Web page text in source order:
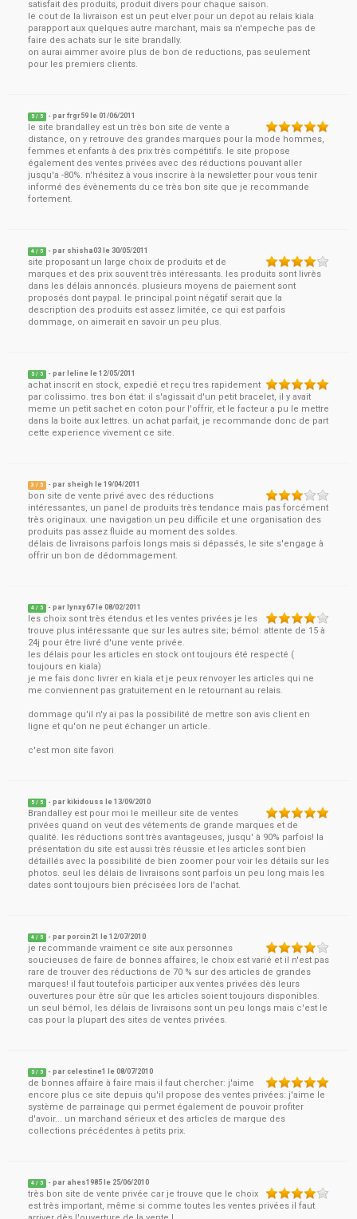
satisfait des produits, produit divers pour chaque saison.
le cout de la livraison est un peut elver pour un depot au relais kiala
parapport aux quelques autre marchant, mais sa n'empeche pas de
faire des achats sur le site brandally.
on aurai aimmer avoire plus de bon de reductions, pas seulement
pour les premiers clients.
5 / 5 - parfrgr59 le01/06/2011
le site brandalley est un très bon site de vente a
distance, on y retrouve des grandes marques pour la mode hommes,
femmes et enfants à des prix très compétitifs. le site propose
également des ventes privées avec des réductions pouvant aller
jusqu'a -80%. n'hésitez à vous inscrire à la newsletter pour vous tenir
informé des évènements du ce très bon site que je recommande
fortement.
4 / 5 - par shisha03 le30/05/2011
site proposant un large choix de produits et de
marques et des prix souvent très intéressants. les produits sont livrès
dans les délais annoncés. plusieurs moyens de paiement sont
proposés dont paypal. le principal point négatif serait que la
description des produits est assez limitée, ce qui est parfois
dommage, on aimerait en savoir un peu plus.
5 / 5 - par leline le12/05/2011
achat inscrit en stock, expedié et reçu tres rapidement
par colissimo. tres bon état: il s'agissait d'un petit bracelet, il y avait
meme un petit sachet en coton pour l'offrir, et le facteur a pu le mettre
dans la boite aux lettres. un achat parfait, je recommande donc de part
cette experience vivement ce site.
3 / 5 - par sheigh le19/04/2011
bon site de vente privé avec des réductions
intéressantes, un panel de produits très tendance mais pas forcément
très originaux. une navigation un peu difficile et une organisation des
produits pas assez fluide au moment des soldes.
délais de livraisons parfois longs mais si dépassés, le site s'engage à
offrir un bon de dédommagement.
4 / 5 - par lynxy67le08/02/2011
les choix sont très étendus et les ventes privées je les
trouve plus intéressante que sur les autres site; bémol: attente de 15 à
24j pour être livré d'une vente privée.
les délais pour les articles en stock ont toujours été respecté (
toujours en kiala)
je me fais donc livrer en kiala et je peux renvoyer les articles qui ne
me conviennent pas gratuitement en le retournant au relais.
dommage qu'il n'y ai pas la possibilité de mettre son avis client en
ligne et qu'on ne peut échanger un article.
c'est mon site favori
5 / 5 - par kikidouss le13/09/2010
Brandalley est pour moi le meilleur site de ventes
privées quand on veut des vêtements de grande marques et de
qualité. les réductions sont très avantageuses, jusqu' à 90% parfois! la
présentation du site est aussi très réussie et les articles sont bien
détaillés avec la possibilité de bien zoomer pour voir les détails sur les
photos. seul les délais de livraisons sont parfois un peu long mais les
dates sont toujours bien précisées lors de l'achat.
4 / 5 - parporcin21 le12/07/2010
je recommande vraiment ce site aux personnes
soucieuses de faire de bonnes affaires, le choix est varié et il n'est pas
rare de trouver des réductions de 70 % sur des articles de grandes
marques! il faut toutefois participer aux ventes privées dès leurs
ouvertures pour être sûr que les articles soient toujours disponibles.
un seul bémol, les délais de livraisons sont un peu longs mais c'est le
cas pour la plupart des sites de ventes privées.
5 / 5 - parcelestine1 le08/07/2010
de bonnes affaire à faire mais il faut chercher: j'aime
encore plus ce site depuis qu'il propose des ventes privées: j'aime le
système de parrainage qui permet également de pouvoir profiter
d'avoir... un marchand sérieux et des articles de marque des
collections précédentes à petits prix.
4 / 5 - par ahes1985 le 25/06/2010
très bon site de vente privée car je trouve que le choix
est très important, même si comme toutes les ventes privées il faut